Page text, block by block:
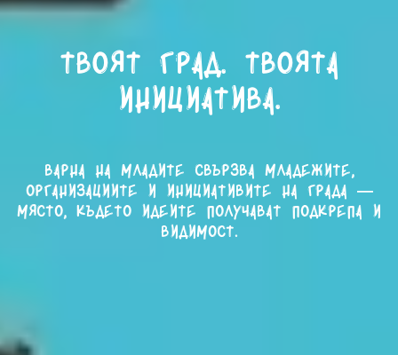
Твоят град. Твоята
инициатива.
Варна на младите свързва младежите,
организациите и инициативите на града —
място, където идеите получават подкрепа и
видимост.